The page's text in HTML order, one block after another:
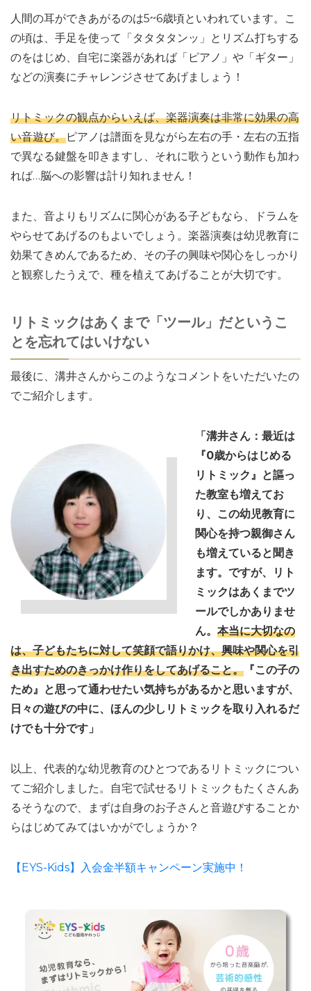
人間の耳ができあがるのは5~6歳頃といわれています。こ
の頃は、手足を使って「タタタタンッ」とリズム打ちする
のをはじめ、自宅に楽器があれば「ピアノ」や「ギター」
などの演奏にチャレンジさせてあげましょう！
リトミックの観点からいえば、楽器演奏は非常に効果の高
い音遊び。ピアノは譜面を見ながら左右の手・左右の五指
で異なる鍵盤を叩きますし、それに歌うという動作も加わ
れば…脳への影響は計り知れません！
また、音よりもリズムに関心がある子どもなら、ドラムを
やらせてあげるのもよいでしょう。楽器演奏は幼児教育に
効果てきめんであるため、その子の興味や関心をしっかり
と観察したうえで、種を植えてあげることが大切です。
リトミックはあくまで「ツール」だというこ
とを忘れてはいけない
最後に、溝井さんからこのようなコメントをいただいたの
でご紹介します。
「溝井さん：最近は
『0歳からはじめる
リトミック』と謳っ
た教室も増えてお
り、この幼児教育に
関心を持つ親御さん
も増えていると聞き
ます。ですが、リト
ミックはあくまでツ
ールでしかありませ
ん。 本当に大切なの
は、子どもたちに対して笑顔で語りかけ、興味や関心を引
き出すためのきっかけ作りをしてあげること。 『この子の
ため』と思って通わせたい気持ちがあるかと思いますが、
日々の遊びの中に、ほんの少しリトミックを取り入れるだ
けでも十分です」
以上、代表的な幼児教育のひとつであるリトミックについ
てご紹介しました。自宅で試せるリトミックもたくさんあ
るそうなので、まずは自身のお子さんと音遊びすることか
らはじめてみてはいかがでしょうか？
【EYS-Kids】入会金半額キャンペーン実施中！